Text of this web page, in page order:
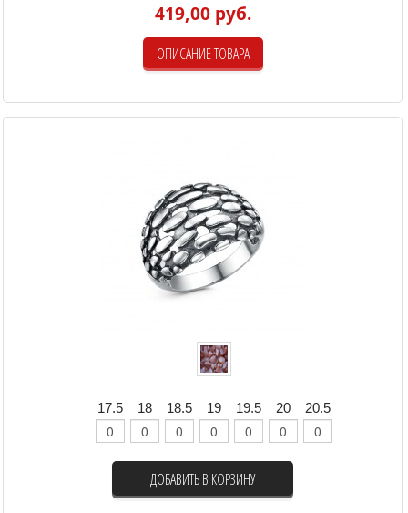
419,00 руб.
ОПИСАНИЕ ТОВАРА
17.5 18 18.5 19 19.5 20 20.5
ДОБАВИТЬ В КОРЗИНУ